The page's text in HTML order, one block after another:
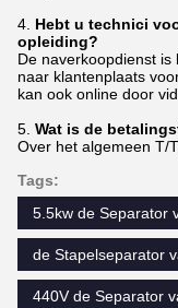
4. Hebt u technici
opleiding?
De naverkoopdienst is
naar klantenplaats
kan ook online door
5. Wat is de
Over het algemeen T/
Tags:
5.5kw de Separator
de Stapelseparator
440V de Separator